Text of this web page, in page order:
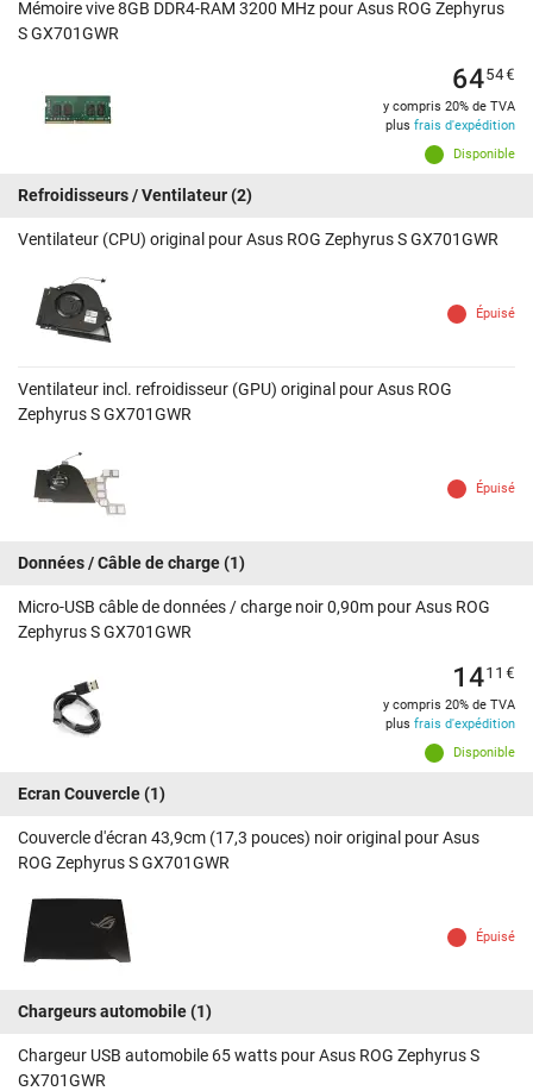
Mémoire vive 8GB DDR4-RAM 3200 MHz pour Asus ROG Zephyrus
S GX701GWR
Disponible
6454€
y compris 20% de TVA
plus frais d'expédition
Refroidisseurs / Ventilateur(2)
Ventilateur (CPU) original pour Asus ROG Zephyrus S GX701GWR
Épuisé
Ventilateur incl. refroidisseur (GPU) original pour Asus ROG
Zephyrus S GX701GWR
Épuisé
Données / Câble de charge(1)
Micro-USB câble de données / charge noir 0,90m pour Asus ROG
Zephyrus S GX701GWR
Disponible
1411 €
y compris 20% de TVA
plus frais d'expédition
Ecran Couvercle(1)
Couvercle d'écran 43,9cm (17,3 pouces) noir original pour Asus
ROG Zephyrus S GX701GWR
Épuisé
Chargeurs automobile(1)
Chargeur USB automobile 65 watts pour Asus ROG Zephyrus S
GX701GWR